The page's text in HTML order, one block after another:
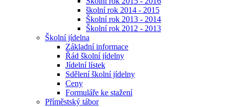
školní rok 2014 - 2015
Školní rok 2013 - 2014
Školní rok 2012 - 2013
Školní jídelna
Základní informace
Řád školní jídelny
Jídelní lístek
Sdělení školní jídelny
Ceny
Formuláře ke stažení
Příměstský tábor